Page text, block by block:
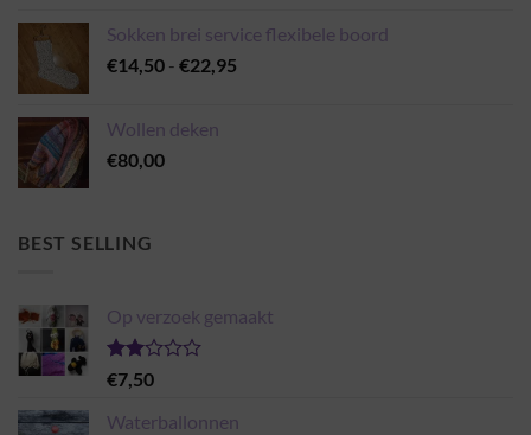
Sokken brei service flexibele boord
€14,50 - €22,95
Wollen deken
€80,00
BEST SELLING
Op verzoek gemaakt
Gewaardeerd
2.00
uit 5
€7,50
Waterballonnen